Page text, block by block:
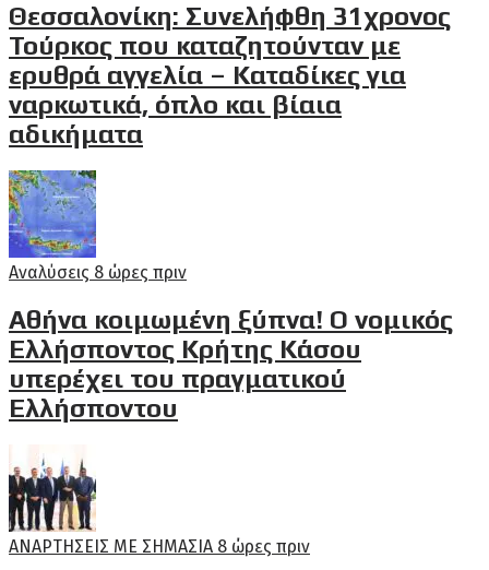
Θεσσαλονίκη: Συνελήφθη 31χρονος
Τούρκος που καταζητούνταν με
ερυθρά αγγελία – Καταδίκες για
ναρκωτικά, όπλο και βίαια
αδικήματα
Αναλύσεις 8 ώρες πριν
Αθήνα κοιμωμένη ξύπνα! Ο νομικός
Ελλήσποντος Κρήτης Κάσου
υπερέχει του πραγματικού
Ελλήσποντου
ΑΝΑΡΤΗΣΕΙΣ ΜΕ ΣΗΜΑΣΙΑ 8 ώρες πριν